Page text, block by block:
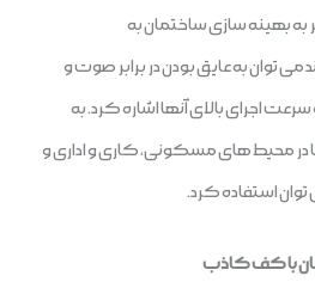
به بهینه سازی ساختمان به
می توان به عایق بودن در برابر صوت و
اجرای بالای آنها اشاره کرد. به
در محیط های مسکونی، کاری و اداری و
توان استفاده کرد.
با کف کاذب